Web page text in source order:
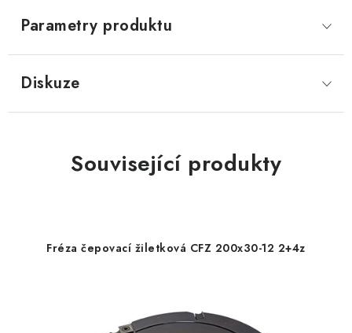
Parametry produktu
Diskuze
Související produkty
Fréza čepovací žiletková CFZ 200x30-12 2+4z